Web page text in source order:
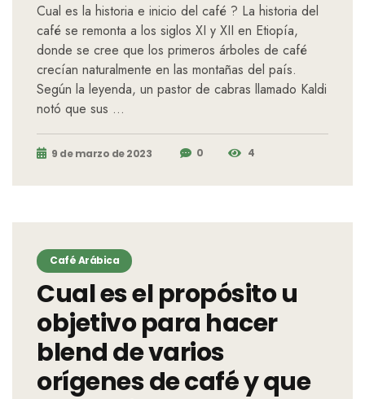
Cual es la historia e inicio del café ? La historia del
café se remonta a los siglos XI y XII en Etiopía,
donde se cree que los primeros árboles de café
crecían naturalmente en las montañas del país.
Según la leyenda, un pastor de cabras llamado Kaldi
notó que sus …
9 de marzo de 2023 0 4
Café Arábica
Cual es el propósito u
objetivo para hacer
blend de varios
orígenes de café y que